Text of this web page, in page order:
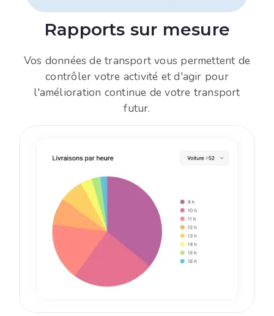
Rapports sur mesure
Vos données de transport vous permettent de
contrôler votre activité et d'agir pour
l'amélioration continue de votre transport
futur.